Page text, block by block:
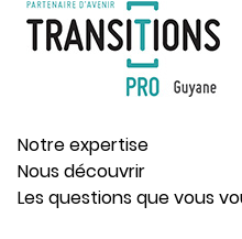
Notre expertise
Nous découvrir
Les questions que vous